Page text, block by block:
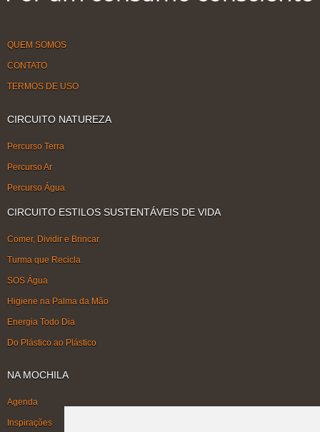
QUEM SOMOS
CONTATO
TERMOS DE USO
CIRCUITO NATUREZA
Percurso Terra
Percurso Ar
Percurso Água
CIRCUITO ESTILOS SUSTENTÁVEIS DE VIDA
Comer, Dividir e Brincar
Turma que Recicla
SOS Água
Higiene na Palma da Mão
Energia Todo Dia
Do Plástico ao Plástico
NA MOCHILA
Agenda
Inspirações